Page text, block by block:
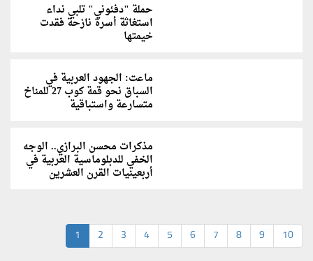
حملة "دفئوني" تلبي نداء
استغاثة أسرة نازحة فقدت
خيمتها
ماعت: الجهود العربية في
السباق نحو قمة كوب 27 للمناخ
متسارعة واستباقية
مذكرات محسن البرازي.. الوجه
الخفي للدبلوماسية العربية في
أربعينيات القرن العشرين
1 2 3 4 5 6 7 8 9 10